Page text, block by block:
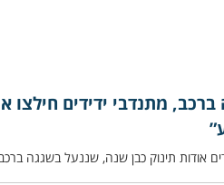
ברכב, מתנדבי ידידים
אודות תינוק כבן שנה, שננעל בשגגה ברכב